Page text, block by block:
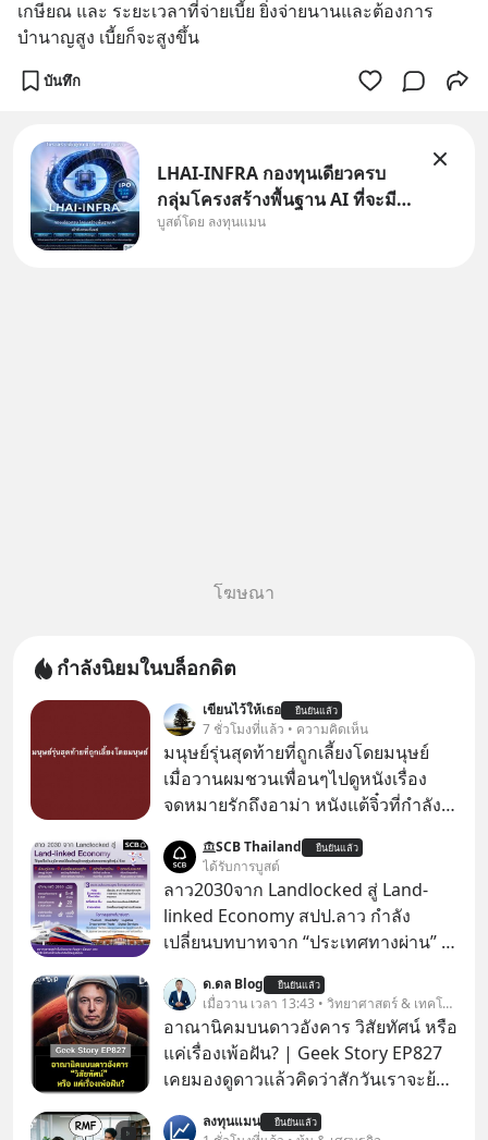
เกษียณ และ ระยะเวลาที่จ่ายเบี้ย ยิ่งจ่ายนานและต้องการ
บำนาญสูง เบี้ยก็จะสูงขึ้น
บันทึก
LHAI-INFRA กองทุนเดียวครบ
กลุ่มโครงสร้างพื้นฐาน AI ที่จะมี
งบลงทุนครั้งใหญ่ในประวัติศาสตร์
บูสต์โดย ลงทุนแมน
โฆษณา
กำลังนิยมในบล็อกดิต
เขียนไว้ให้เธอ ยืนยันแล้ว
7 ชั่วโมงที่แล้ว • ความคิดเห็น
มนุษย์รุ่นสุดท้ายที่ถูกเลี้ยงโดยมนุษย์
เมื่อวานผมชวนเพื่อนๆไปดูหนังเรื่อง
จดหมายรักถึงอาม่า หนังแต้จิ๋วที่กำลัง
ป๊าผมเห็นโปสเตอร์หนังเรื่องนี้หลาย
เดือนก่อนและอยากดูมาก ด้วยเพราะว่า
อากงก็มาจากเมืองจีน ป๊าก็พูดแต้จิ๋วได้
มีเรื่องราวมีความผูกพันที่ได้ยินตั้งแต่
SCB Thailand ยืนยันแล้ว
ได้รับการบูสต์
ลาว2030จาก Landlocked สู่ Land-
linked Economy สปป.ลาว กำลัง
เปลี่ยนบทบาทจาก “ประเทศทางผ่าน” สู่
ของอนุภูมิภาคลุ่มแม่น้ำโขง
ด.ดล Blog ยืนยันแล้ว
เมื่อวาน เวลา 13:43 • วิทยาศาสตร์ & เทคโนโลยี
อาณานิคมบนดาวอังคาร วิสัยทัศน์ หรือ
แค่เรื่องเพ้อฝัน? | Geek Story EP827
เคยมองดูดาวแล้วคิดว่าสักวันเราจะย้าย
หรือ Jeff Bezos บอกไว้หรือเปล่า ภาพ
ลงทุนแมน ยืนยันแล้ว